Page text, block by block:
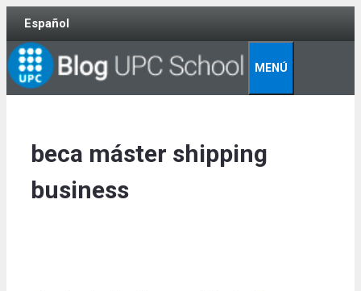
Skip
content
Español
MENÚ
beca máster shipping
business